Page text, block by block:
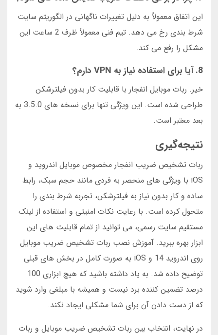
این اتفاق معمولاً به دلیل تغییرات ناگهانی در الگوریتم سایت
شرط بندی رخ می دهد. تیم فنی معمولاً ظرف 2 ساعت این
مشکل را رفع می کند.
8. آیا برای استفاده نیاز به VPN دارم؟
خیر. ربات موبایل انفجار با قابلیت کار بدون فیلترشکن
طراحی شده است. این ویژگی تنها برای نسخه های 3.5.0 به
بعد معتبر است.
نتیجه‌گیری
ربات تشخیص ضریب انفجار مخصوص موبایل اندروید و
iOS با ویژگی های منحصر به فردی مانند حجم سبک، رابط
ساده و کار بدون نیاز به فیلترشکن، تجربه شرط بندی را
متحول کرده است. با رعایت نکات امنیتی و استفاده از لینک
مستقیم سایت رسمی، می توانید از تمام قابلیت های این
ابزار بهره ببرید. آموزش نصب ربات تشخیص ضریب موبایل
روی اندروید 14 و iOS به صورت کامل در بخش های قبلی
توضیح داده شد. به یاد داشته باشید که هیچ ابزاری 100
درصد تضمین کننده برد نیست و همیشه با مبلغی وارد شوید
که از دست دادن آن برای شما مشکلی ایجاد نکند.
در نهایت، انتخاب بین ربات تشخیص ضریب موبایل و ربات